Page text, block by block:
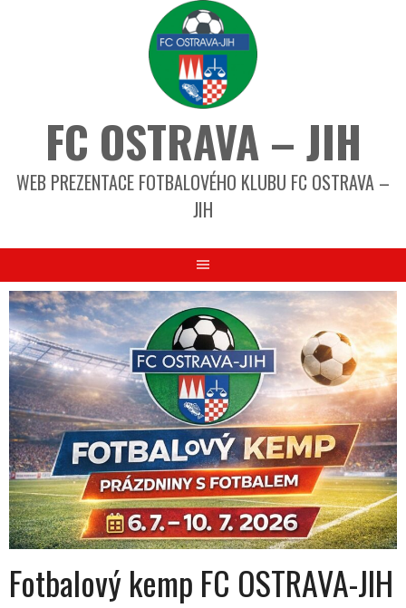
FC OSTRAVA – JIH
WEB PREZENTACE FOTBALOVÉHO KLUBU FC OSTRAVA –
JIH
Fotbalový kemp FC OSTRAVA-JIH